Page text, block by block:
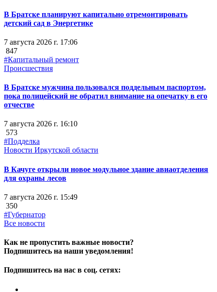
В Братске планируют капитально отремонтировать
детский сад в Энергетике
7 августа 2026 г. 17:06
847
#Капитальный ремонт
Происшествия
В Братске мужчина пользовался поддельным паспортом,
пока полицейский не обратил внимание на опечатку в его
отчестве
7 августа 2026 г. 16:10
573
#Подделка
Новости Иркутской области
В Качуге открыли новое модульное здание авиаотделения
для охраны лесов
7 августа 2026 г. 15:49
350
#Губернатор
Все новости
Как не пропустить важные новости?
Подпишитесь на наши уведомления!
Подпишитесь на нас в соц. сетях: